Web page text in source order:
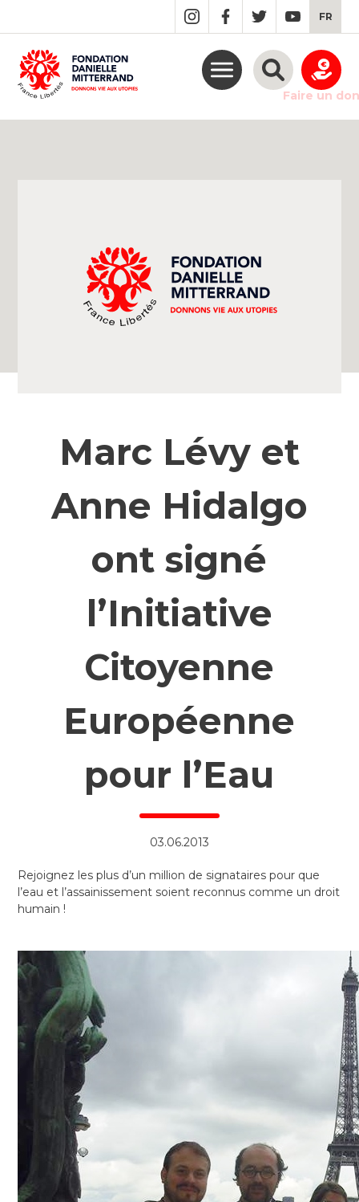
MAIN
CONTENT
FR
Faire un don
Marc Lévy et
Anne Hidalgo
ont signé
l’Initiative
Citoyenne
Européenne
pour l’Eau
03.06.2013
Rejoignez les plus d’un million de signataires pour que
l’eau et l’assainissement soient reconnus comme un droit
humain !